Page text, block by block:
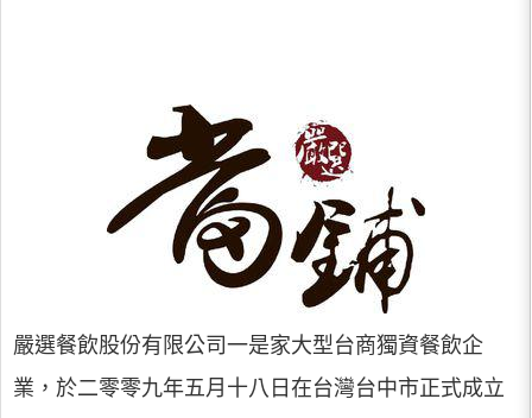
嚴選餐飲股份有限公司一是家大型台商獨資餐飲企
業，於二零零九年五月十八日在台灣台中市正式成立